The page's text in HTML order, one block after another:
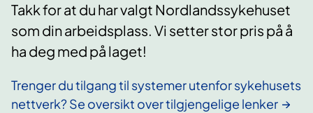
Takk for at du har valgt Nordlandssykehuset
som din arbeidsplass. Vi setter stor pris på å
ha deg med på laget!
Trenger du tilgang til systemer utenfor sykehusets
nettverk? Se oversikt over tilgjengelige lenker